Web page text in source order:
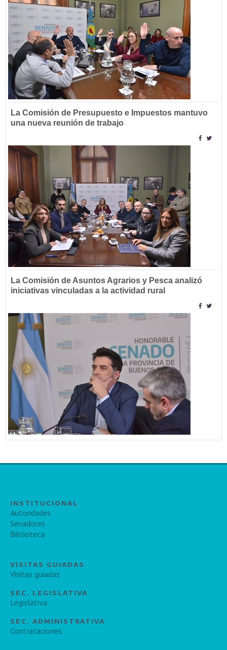
La Comisión de Presupuesto e Impuestos mantuvo
una nueva reunión de trabajo
La Comisión de Asuntos Agrarios y Pesca analizó
iniciativas vinculadas a la actividad rural
INSTITUCIONAL
Autoridades
Senadores
Biblioteca
VISITAS GUIADAS
Visitas guiadas
SEC. LEGISLATIVA
Legislativa
SEC. ADMINISTRATIVA
Contrataciones